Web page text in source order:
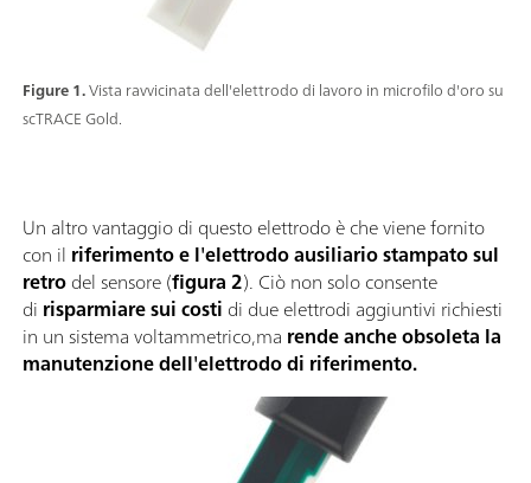
Figure 1.Vista ravvicinata dell'elettrodo di lavoro in microfilo d'oro su
scTRACE Gold.
Un altro vantaggio di questo elettrodo è che viene fornito
con il riferimento e l'elettrodo ausiliario stampato sul
retrodel sensore (figura 2). Ciò non solo consente
di risparmiare sui costi di due elettrodi aggiuntivi richiesti
in un sistema voltammetrico,ma rende anche obsoleta la
manutenzione dell'elettrodo di riferimento.